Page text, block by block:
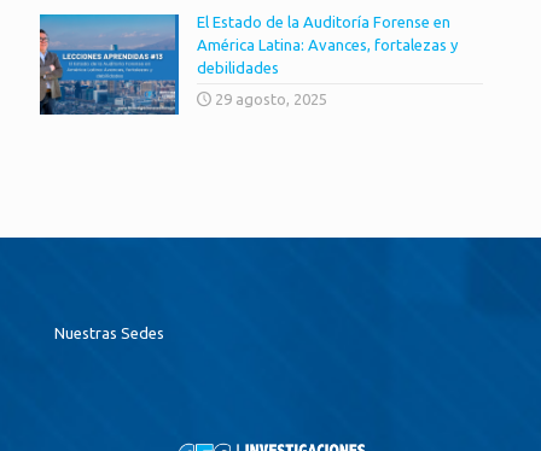
El Estado de la Auditoría Forense en
América Latina: Avances, fortalezas y
debilidades
29 agosto, 2025
Nuestras Sedes